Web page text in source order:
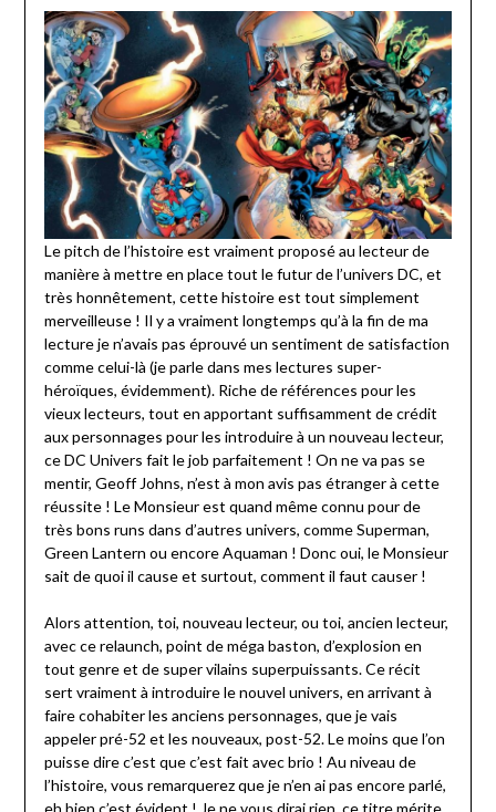
Le pitch de l’histoire est vraiment proposé au lecteur de
manière à mettre en place tout le futur de l’univers DC, et
très honnêtement, cette histoire est tout simplement
merveilleuse ! Il y a vraiment longtemps qu’à la fin de ma
lecture je n’avais pas éprouvé un sentiment de satisfaction
comme celui-là (je parle dans mes lectures super-
héroïques, évidemment). Riche de références pour les
vieux lecteurs, tout en apportant suffisamment de crédit
aux personnages pour les introduire à un nouveau lecteur,
ce DC Univers fait le job parfaitement ! On ne va pas se
mentir, Geoff Johns, n’est à mon avis pas étranger à cette
réussite ! Le Monsieur est quand même connu pour de
très bons runs dans d’autres univers, comme Superman,
Green Lantern ou encore Aquaman ! Donc oui, le Monsieur
sait de quoi il cause et surtout, comment il faut causer !
Alors attention, toi, nouveau lecteur, ou toi, ancien lecteur,
avec ce relaunch, point de méga baston, d’explosion en
tout genre et de super vilains superpuissants. Ce récit
sert vraiment à introduire le nouvel univers, en arrivant à
faire cohabiter les anciens personnages, que je vais
appeler pré-52 et les nouveaux, post-52. Le moins que l’on
puisse dire c’est que c’est fait avec brio ! Au niveau de
l’histoire, vous remarquerez que je n’en ai pas encore parlé,